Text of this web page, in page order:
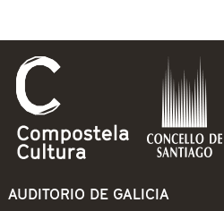
AUDITORIO DE GALICIA